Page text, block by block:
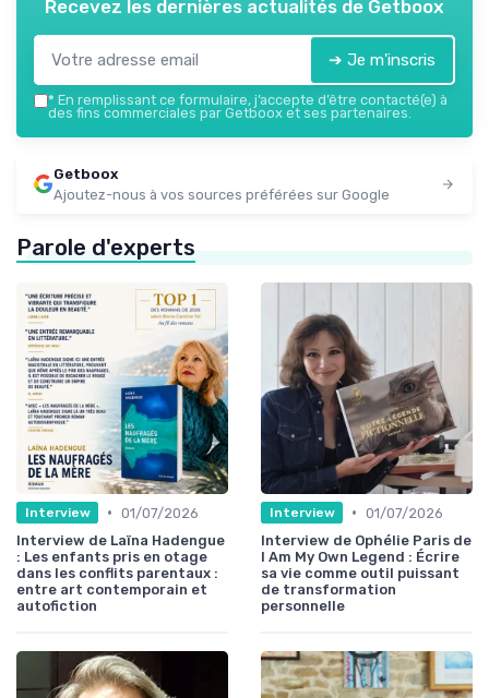
Recevez les dernières actualités de Getboox
➔ Je m'inscris
* En remplissant ce formulaire, j’accepte d’être contacté(e) à
des fins commerciales par Getboox et ses partenaires.
Getboox
Ajoutez-nous à vos sources préférées sur Google
Parole d'experts
Interview • 01/07/2026
Interview de Laïna Hadengue
: Les enfants pris en otage
dans les conflits parentaux :
entre art contemporain et
autofiction
Interview • 01/07/2026
Interview de Ophélie Paris de
I Am My Own Legend : Écrire
sa vie comme outil puissant
de transformation
personnelle